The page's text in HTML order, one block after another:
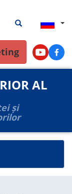
поиска
Результаты
Youtube
AL
și